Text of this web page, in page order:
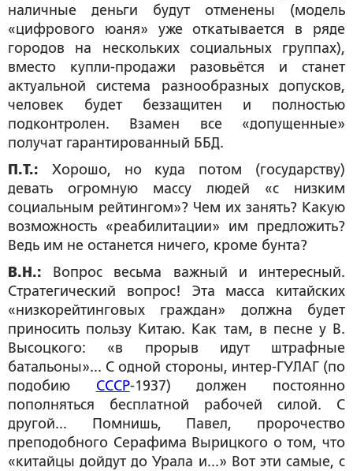
наличные деньги будут отменены (модель
«цифрового юаня» уже откатывается в ряде
городов на нескольких социальных группах),
вместо купли-продажи разовьётся и станет
актуальной система разнообразных допусков,
человек будет беззащитен и полностью
подконтролен. Взамен все «допущенные»
получат гарантированный ББД.
П.Т.: Хорошо, но куда потом (государству)
девать огромную массу людей «с низким
социальным рейтингом»? Чем их занять? Какую
возможность «реабилитации» им предложить?
Ведь им не останется ничего, кроме бунта?
В.Н.: Вопрос весьма важный и интересный.
Стратегический вопрос! Эта масса китайских
«низкорейтинговых граждан» должна будет
приносить пользу Китаю. Как там, в песне у В.
Высоцкого: «в прорыв идут штрафные
батальоны»... С одной стороны, интер-ГУЛАГ (по
подобию СССР-1937) должен постоянно
пополняться бесплатной рабочей силой. С
другой... Помнишь, Павел, пророчество
преподобного Серафима Вырицкого о том, что
«китайцы дойдут до Урала и...» Вот эти самые, с